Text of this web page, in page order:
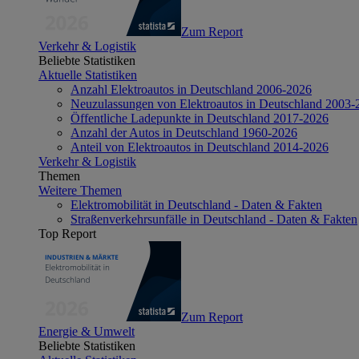
Zum Report
Verkehr & Logistik
Beliebte Statistiken
Aktuelle Statistiken
Anzahl Elektroautos in Deutschland 2006-2026
Neuzulassungen von Elektroautos in Deutschland 2003-
Öffentliche Ladepunkte in Deutschland 2017-2026
Anzahl der Autos in Deutschland 1960-2026
Anteil von Elektroautos in Deutschland 2014-2026
Verkehr & Logistik
Themen
Weitere Themen
Elektromobilität in Deutschland - Daten & Fakten
Straßenverkehrsunfälle in Deutschland - Daten & Fakten
Top Report
Zum Report
Energie & Umwelt
Beliebte Statistiken